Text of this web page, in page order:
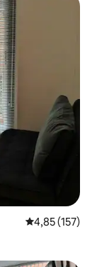
Évaluation
4,85 (157)